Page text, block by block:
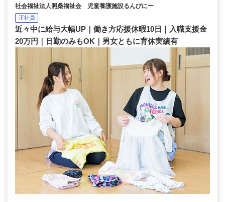
社会福祉法人照桑福祉会 児童養護施設るんびにー
正社員
近々中に給与大幅UP｜働き方応援休暇10日｜入職支援金
20万円｜日勤のみもOK｜男女ともに育休実績有